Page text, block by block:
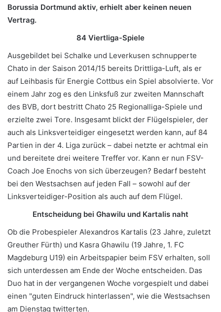
Borussia Dortmund aktiv, erhielt aber keinen neuen
Vertrag.
84 Viertliga-Spiele
Ausgebildet bei Schalke und Leverkusen schnupperte
Chato in der Saison 2014/15 bereits Drittliga-Luft, als er
auf Leihbasis für Energie Cottbus ein Spiel absolvierte. Vor
einem Jahr zog es den Linksfuß zur zweiten Mannschaft
des BVB, dort bestritt Chato 25 Regionalliga-Spiele und
erzielte zwei Tore. Insgesamt blickt der Flügelspieler, der
auch als Linksverteidiger eingesetzt werden kann, auf 84
Partien in der 4. Liga zurück – dabei netzte er achtmal ein
und bereitete drei weitere Treffer vor. Kann er nun FSV-
Coach Joe Enochs von sich überzeugen? Bedarf besteht
bei den Westsachsen auf jeden Fall – sowohl auf der
Linksverteidiger-Position als auch auf dem Flügel.
Entscheidung bei Ghawilu und Kartalis naht
Ob die Probespieler Alexandros Kartalis (23 Jahre, zuletzt
Greuther Fürth) und Kasra Ghawilu (19 Jahre, 1. FC
Magdeburg U19) ein Arbeitspapier beim FSV erhalten, soll
sich unterdessen am Ende der Woche entscheiden. Das
Duo hat in der vergangenen Woche vorgespielt und dabei
einen "guten Eindruck hinterlassen", wie die Westsachsen
am Dienstag twitterten.